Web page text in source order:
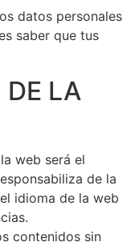
datos personales
saber que tus
LA
web será el
de la
idioma de la web
contenidos sin